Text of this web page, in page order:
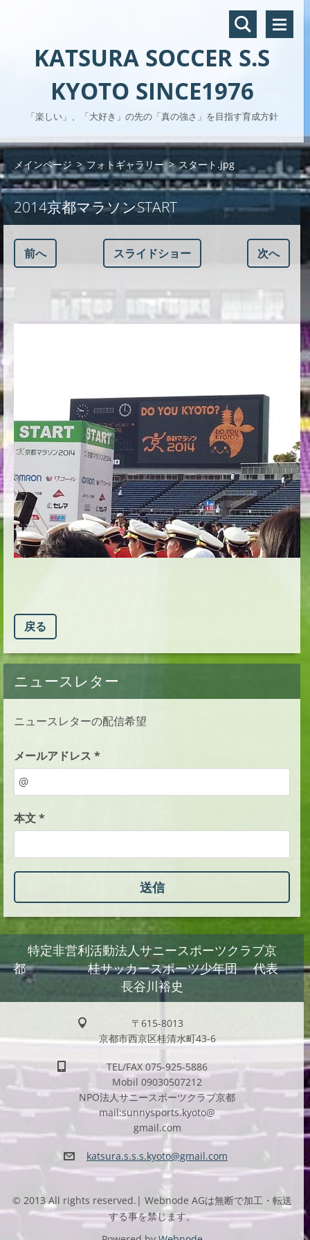
KATSURA SOCCER S.S
KYOTO SINCE1976
「楽しい」、「大好き」の先の「真の強さ」を目指す育成方針
メインページ > フォトギャラリー > スタート.jpg
2014京都マラソンSTART
前へ スライドショー 次へ
戻る
ニュースレター
ニュースレターの配信希望
メールアドレス *
本文 *
特定非営利活動法人サニースポーツクラブ京
都 桂サッカースポーツ少年団 代表
長谷川裕史
〒615-8013
京都市西京区桂清水町43-6
TEL/FAX 075-925-5886
Mobil 09030507212
NPO法人サニースポーツクラブ京都
mail:sunnysports.kyoto@
gmail.com
katsura.s.s.s.kyoto@gmail.com
© 2013 All rights reserved.| Webnode AGは無断で加工・転送
する事を禁じます。